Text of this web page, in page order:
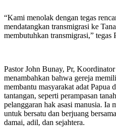
“Kami menolak dengan tegas
mendatangkan transmigrasi ke
membutuhkan transmigrasi,” tegas
Pastor John Bunay, Pr,
menambahkan bahwa gereja
membantu masyarakat adat Papua
tantangan, seperti perampasan
pelanggaran hak asasi manusia. Ia
untuk bersatu dan berjuang
damai, adil, dan sejahtera.